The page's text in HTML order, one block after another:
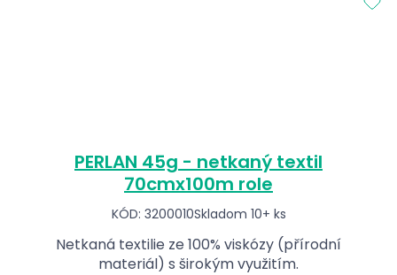
PERLAN 45g - netkaný textil
70cmx100m role
KÓD: 3200010Skladom 10+ ks
Netkaná textilie ze 100% viskózy (přírodní
materiál) s širokým využitím.